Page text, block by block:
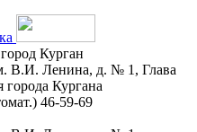
Курган
В.И. Ленина, д. № 1, Глава
Кургана
46-59-69